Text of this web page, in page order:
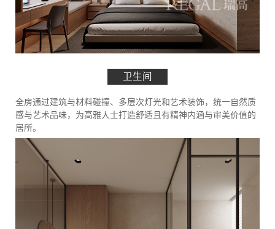
卫生间
全房通过建筑与材料碰撞、多层次灯光和艺术装饰，统一自然质
感与艺术品味，为高雅人士打造舒适且有精神内涵与审美价值的
居所。